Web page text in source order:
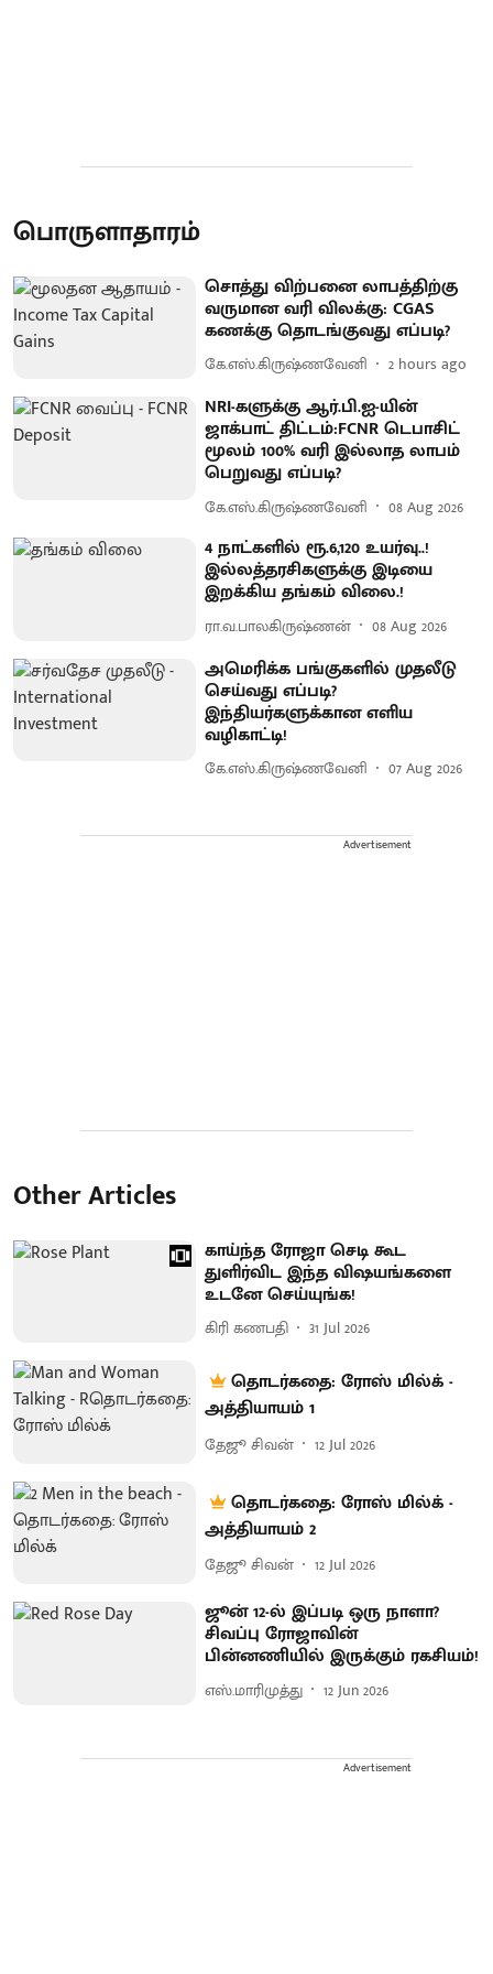
பொருளாதாரம்
சொத்து விற்பனை லாபத்திற்கு
வருமான வரி விலக்கு: CGAS
கணக்கு தொடங்குவது எப்படி?
கே.எஸ்.கிருஷ்ணவேனி 2 hours ago
NRI-களுக்கு ஆர்.பி.ஐ-யின்
ஜாக்பாட் திட்டம்:FCNR டெபாசிட்
மூலம் 100% வரி இல்லாத லாபம்
பெறுவது எப்படி?
கே.எஸ்.கிருஷ்ணவேனி 08 Aug 2026
4 நாட்களில் ரூ.6,120 உயர்வு..!
இல்லத்தரசிகளுக்கு இடியை
இறக்கிய தங்கம் விலை.!
ரா.வ.பாலகிருஷ்ணன் 08 Aug 2026
அமெரிக்க பங்குகளில் முதலீடு
செய்வது எப்படி?
இந்தியர்களுக்கான எளிய
வழிகாட்டி!
கே.எஸ்.கிருஷ்ணவேனி 07 Aug 2026
Advertisement
Other Articles
காய்ந்த ரோஜா செடி கூட
துளிர்விட இந்த விஷயங்களை
உடனே செய்யுங்க!
கிரி கணபதி 31 Jul 2026
தொடர்கதை: ரோஸ் மில்க் -
அத்தியாயம் 1
தேஜூ சிவன் 12 Jul 2026
தொடர்கதை: ரோஸ் மில்க் -
அத்தியாயம் 2
தேஜூ சிவன் 12 Jul 2026
ஜூன் 12-ல் இப்படி ஒரு நாளா?
சிவப்பு ரோஜாவின்
பின்னணியில் இருக்கும் ரகசியம்!
எஸ்.மாரிமுத்து 12 Jun 2026
Advertisement